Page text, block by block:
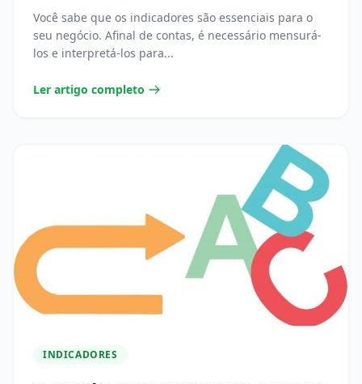
Você sabe que os indicadores são essenciais para o
seu negócio. Afinal de contas, é necessário mensurá-
los e interpretá-los para...
Ler artigo completo
INDICADORES